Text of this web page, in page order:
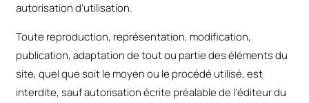
autorisation d’utilisation.
Toute reproduction, représentation, modification,
publication, adaptation de tout ou partie des éléments du
site, quel que soit le moyen ou le procédé utilisé, est
interdite, sauf autorisation écrite préalable de l’éditeur du